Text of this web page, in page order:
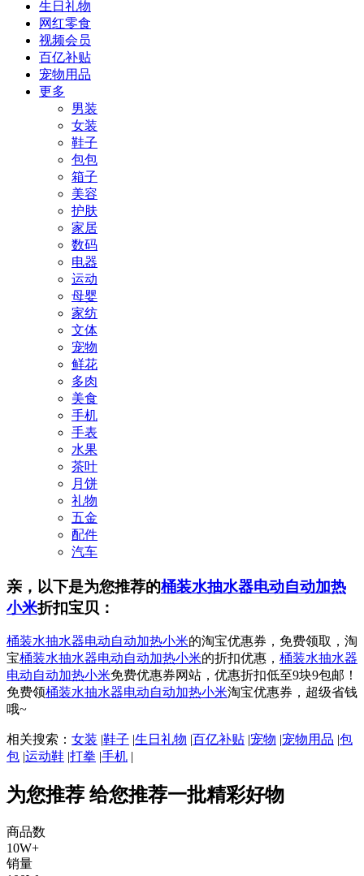
生日礼物
网红零食
视频会员
百亿补贴
宠物用品
更多
男装
女装
鞋子
包包
箱子
美容
护肤
家居
数码
电器
运动
母婴
家纺
文体
宠物
鲜花
多肉
美食
手机
手表
水果
茶叶
月饼
礼物
五金
配件
汽车
亲，以下是为您推荐的桶装水抽水器电动自动加热
小米折扣宝贝：
桶装水抽水器电动自动加热小米的淘宝优惠券，免费领取，淘
宝桶装水抽水器电动自动加热小米的折扣优惠， 桶装水抽水器
电动自动加热小米免费优惠券网站，优惠折扣低至9块9包邮！
免费领桶装水抽水器电动自动加热小米淘宝优惠券，超级省钱
哦~
相关搜索： 女装 |鞋子 |生日礼物 |百亿补贴 |宠物 |宠物用品 |包
包 |运动鞋 |打拳 |手机 |
为您推荐 给您推荐一批精彩好物
商品数
10W+
销量